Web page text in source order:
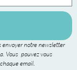
envoyer notre newsletter
Vous pouvez vous
email.